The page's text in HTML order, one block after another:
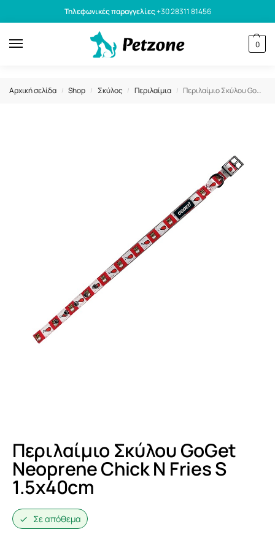
Τηλεφωνικές παραγγελίες+30 28311 81456
0
Αρχική σελίδα / Shop / Σκύλος / Περιλαίμια / Περιλαίμιο Σκύλου GoGet Neoprene Chick N Fries S 1.5x40cm
Περιλαίμιο Σκύλου GoGet
Neoprene Chick N Fries S
1.5x40cm
Σε απόθεμα